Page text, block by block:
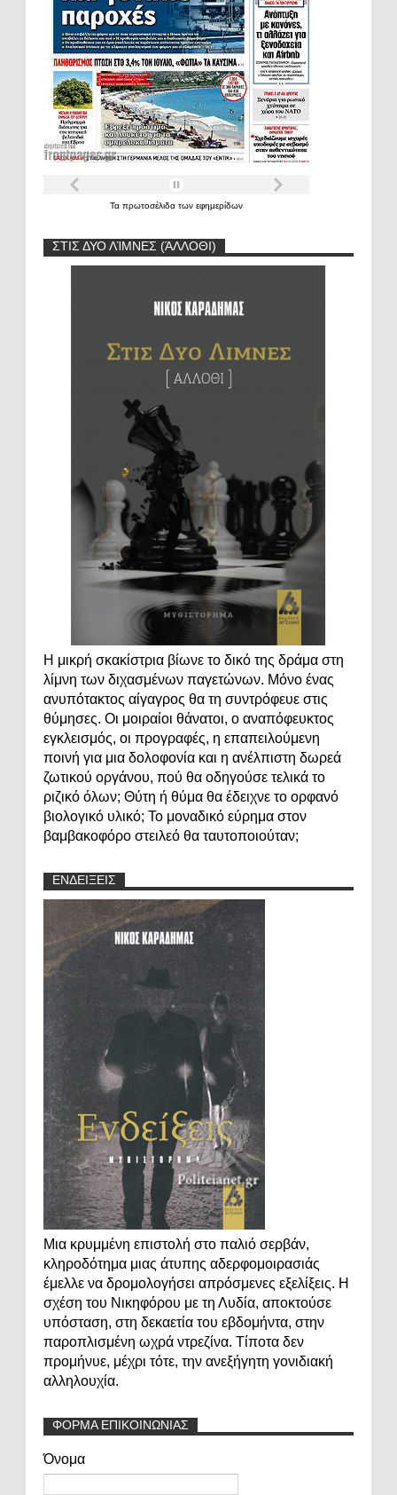
Τα πρωτοσέλιδα των εφημερίδων
ΣΤΙΣ ΔΥΟ ΛΊΜΝΕΣ (ΆΛΛΟΘΙ)
Η μικρή σκακίστρια βίωνε το δικό της δράμα στη
λίμνη των διχασμένων παγετώνων. Μόνο ένας
ανυπότακτος αίγαγρος θα τη συντρόφευε στις
θύμησες. Οι μοιραίοι θάνατοι, ο αναπόφευκτος
εγκλεισμός, οι προγραφές, η επαπειλούμενη
ποινή για μια δολοφονία και η ανέλπιστη δωρεά
ζωτικού οργάνου, πού θα οδηγούσε τελικά το
ριζικό όλων; Θύτη ή θύμα θα έδειχνε το ορφανό
βιολογικό υλικό; Το μοναδικό εύρημα στον
βαμβακοφόρο στειλεό θα ταυτοποιούταν;
ΕΝΔΕΙΞΕΙΣ
Μια κρυμμένη επιστολή στο παλιό σερβάν,
κληροδότημα μιας άτυπης αδερφομοιρασιάς
έμελλε να δρομολογήσει απρόσμενες εξελίξεις. Η
σχέση του Νικηφόρου με τη Λυδία, αποκτούσε
υπόσταση, στη δεκαετία του εβδομήντα, στην
παροπλισμένη ωχρά ντρεζίνα. Τίποτα δεν
προμήνυε, μέχρι τότε, την ανεξήγητη γονιδιακή
αλληλουχία.
ΦΟΡΜΑ ΕΠΙΚΟΙΝΩΝΙΑΣ
Όνομα